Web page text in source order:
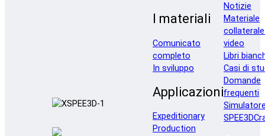
I materiali
Comunicato
completo
In sviluppo
Applicazioni
Expeditionary
Production
Notizie
Materiale
video
Libri
Casi di
Domande
frequenti